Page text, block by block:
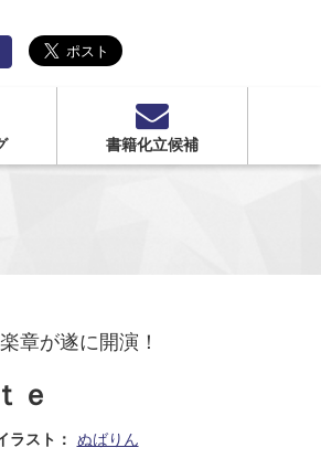
書籍化立候補
章が遂に開演！
ｅ
ラスト：
ぬばりん